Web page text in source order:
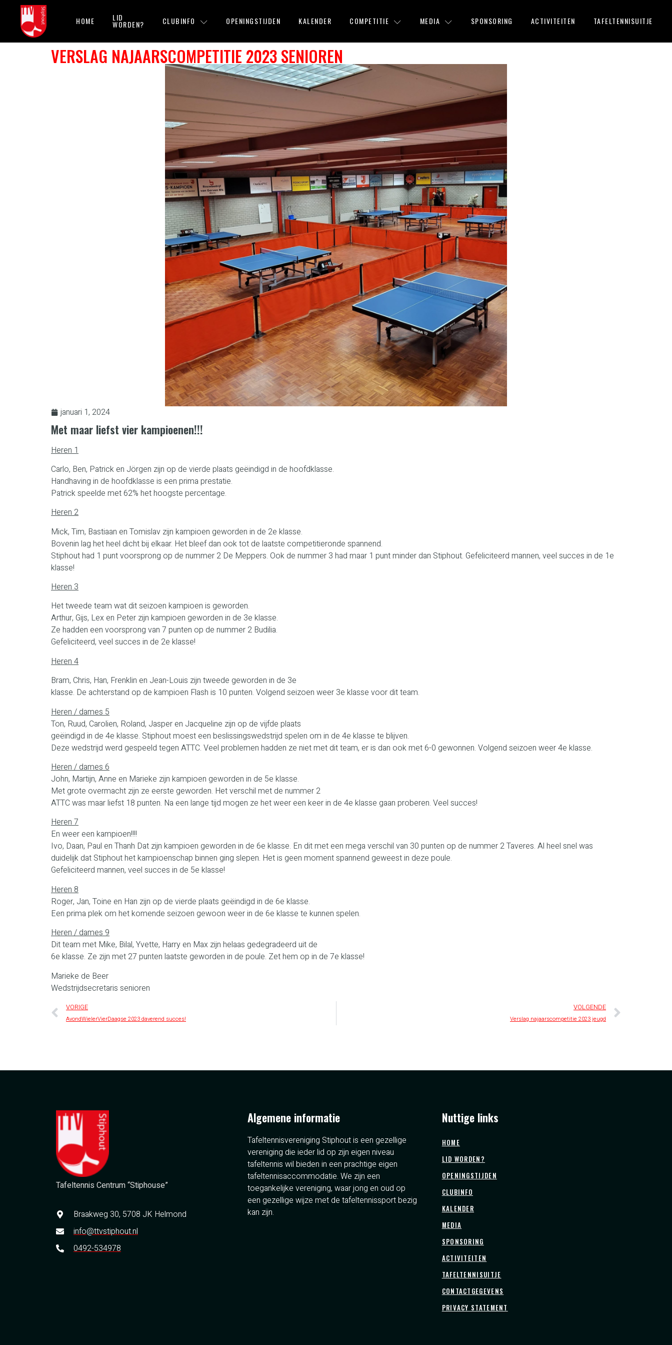
HOME LID
WORDEN? CLUBINFO OPENINGSTIJDEN KALENDER COMPETITIE MEDIA SPONSORING ACTIVITEITEN TAFELTENNISUITJE
VERSLAG NAJAARSCOMPETITIE 2023 SENIOREN
januari 1, 2024
Met maar liefst vier kampioenen!!!
Heren 1
Carlo, Ben, Patrick en Jörgen zijn op de vierde plaats geëindigd in de hoofdklasse.
Handhaving in de hoofdklasse is een prima prestatie.
Patrick speelde met 62% het hoogste percentage.
Heren 2
Mick, Tim, Bastiaan en Tomislav zijn kampioen geworden in de 2e klasse.
Bovenin lag het heel dicht bij elkaar. Het bleef dan ook tot de laatste competitieronde spannend.
Stiphout had 1 punt voorsprong op de nummer 2 De Meppers. Ook de nummer 3 had maar 1 punt minder dan Stiphout. Gefeliciteerd mannen, veel succes in de 1e
klasse!
Heren 3
Het tweede team wat dit seizoen kampioen is geworden.
Arthur, Gijs, Lex en Peter zijn kampioen geworden in de 3e klasse.
Ze hadden een voorsprong van 7 punten op de nummer 2 Budilia.
Gefeliciteerd, veel succes in de 2e klasse!
Heren 4
Bram, Chris, Han, Frenklin en Jean-Louis zijn tweede geworden in de 3e
klasse. De achterstand op de kampioen Flash is 10 punten. Volgend seizoen weer 3e klasse voor dit team.
Heren / dames 5
Ton, Ruud, Carolien, Roland, Jasper en Jacqueline zijn op de vijfde plaats
geëindigd in de 4e klasse. Stiphout moest een beslissingswedstrijd spelen om in de 4e klasse te blijven.
Deze wedstrijd werd gespeeld tegen ATTC. Veel problemen hadden ze niet met dit team, er is dan ook met 6-0 gewonnen. Volgend seizoen weer 4e klasse.
Heren / dames6
John, Martijn, Anne en Marieke zijn kampioen geworden in de 5e klasse.
Met grote overmacht zijn ze eerste geworden. Het verschil met de nummer 2
ATTC was maar liefst 18 punten. Na een lange tijd mogen ze het weer een keer in de 4e klasse gaan proberen. Veel succes!
Heren 7
En weer een kampioen!!!!
Ivo, Daan, Paul en Thanh Dat zijn kampioen geworden in de 6e klasse. En dit met een mega verschil van 30 punten op de nummer 2 Taveres. Al heel snel was
duidelijk dat Stiphout het kampioenschap binnen ging slepen. Het is geen moment spannend geweest in deze poule.
Gefeliciteerd mannen, veel succes in de 5e klasse!
Heren 8
Roger, Jan, Toine en Han zijn op de vierde plaats geëindigd in de 6e klasse.
Een prima plek om het komende seizoen gewoon weer in de 6e klasse te kunnen spelen.
Heren / dames9
Dit team met Mike, Bilal, Yvette, Harry en Max zijn helaas gedegradeerd uit de
6e klasse. Ze zijn met 27 punten laatste geworden in de poule. Zet hem op in de 7e klasse!
Marieke de Beer
Wedstrijdsecretaris senioren
VORIGE
AvondWielerVierDaagse 2023 daverend succes!
VOLGENDE
Verslag najaarscompetitie 2023 jeugd
Tafeltennis Centrum “Stiphouse”
Braakweg 30, 5708 JK Helmond
info@ttvstiphout.nl
0492-534978
Algemene informatie
Tafeltennisvereniging Stiphout is een gezellige
vereniging die ieder lid op zijn eigen niveau
tafeltennis wil bieden in een prachtige eigen
tafeltennisaccommodatie. We zijn een
toegankelijke vereniging, waar jong en oud op
een gezellige wijze met de tafeltennissport bezig
kan zijn.
Nuttige links
HOME
LID WORDEN?
OPENINGSTIJDEN
CLUBINFO
KALENDER
MEDIA
SPONSORING
ACTIVITEITEN
TAFELTENNISUITJE
CONTACTGEGEVENS
PRIVACY STATEMENT